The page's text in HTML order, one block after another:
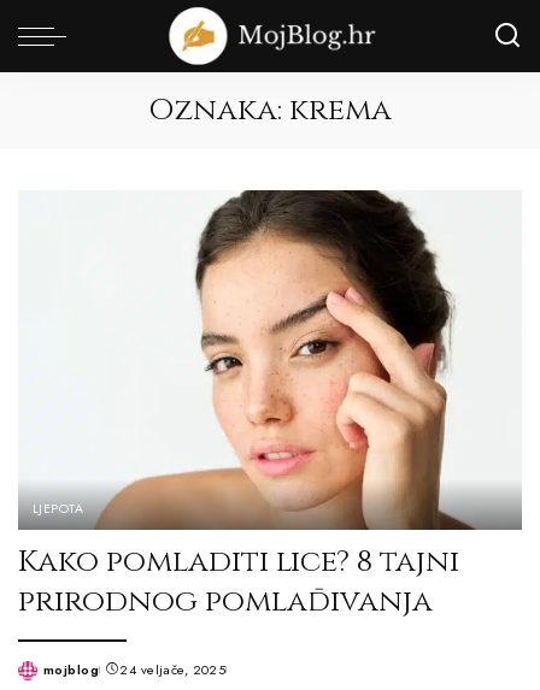
Oznaka: krema
LJEPOTA
Kako pomladiti lice? 8 tajni
prirodnog pomlađivanja
Postedmojblog 24 veljače, 2025